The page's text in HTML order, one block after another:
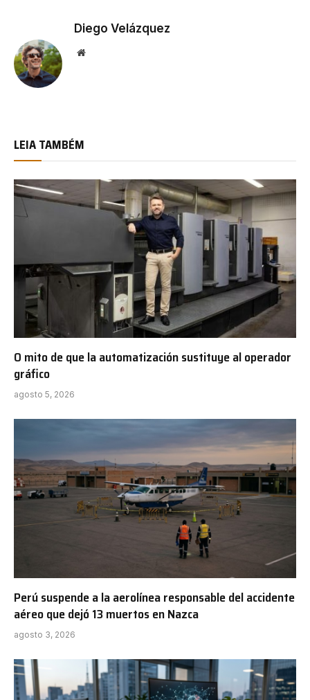
Diego Velázquez
Website
LEIA TAMBÉM
O mito de que la automatización sustituye al operador
gráfico
agosto 5, 2026
Perú suspende a la aerolínea responsable del accidente
aéreo que dejó 13 muertos en Nazca
agosto 3, 2026